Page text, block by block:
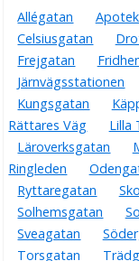
Allégatan
Celsiusgatan
Frejgatan
Järnvägsstationen
Kungsgatan
Rättares Väg
Lilla
Läroverksgatan
Ringleden
Ryttaregatan
Solhemsgatan
Sveagatan
Torsgatan